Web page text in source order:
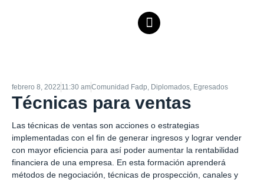
febrero 8, 2022 11:30 amComunidad Fadp, Diplomados, Egresados
Técnicas para ventas
Las técnicas de ventas son acciones o estrategias
implementadas con el fin de generar ingresos y lograr vender
con mayor eficiencia para así poder aumentar la rentabilidad
financiera de una empresa. En esta formación aprenderá
métodos de negociación, técnicas de prospección, canales y